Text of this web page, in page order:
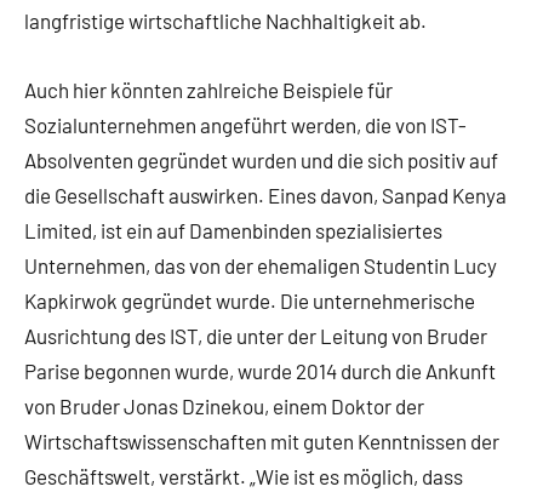
langfristige wirtschaftliche Nachhaltigkeit ab.
Auch hier könnten zahlreiche Beispiele für
Sozialunternehmen angeführt werden, die von IST-
Absolventen gegründet wurden und die sich positiv auf
die Gesellschaft auswirken. Eines davon, Sanpad Kenya
Limited, ist ein auf Damenbinden spezialisiertes
Unternehmen, das von der ehemaligen Studentin Lucy
Kapkirwok gegründet wurde. Die unternehmerische
Ausrichtung des IST, die unter der Leitung von Bruder
Parise begonnen wurde, wurde 2014 durch die Ankunft
von Bruder Jonas Dzinekou, einem Doktor der
Wirtschaftswissenschaften mit guten Kenntnissen der
Geschäftswelt, verstärkt. „Wie ist es möglich, dass